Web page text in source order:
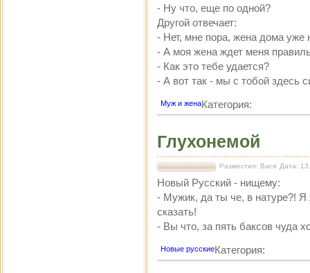
- Ну что, еще по одной?
Другой отвечает:
- Нет, мне пора, жена дома уже
- А моя жена ждет меня
- Как это тебе удается?
- А вот так - мы с тобой здесь
Категория:
Муж и жена
Глухонемой
Разместил: Вася Дата:
Новый Русский - нищему:
- Мужик, да ты че, в натуре?! Я
сказать!
- Вы что, за пять баксов чуда
Категория:
Новые русские